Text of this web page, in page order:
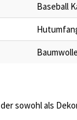
Baseball
Baumwolle
sowohl als